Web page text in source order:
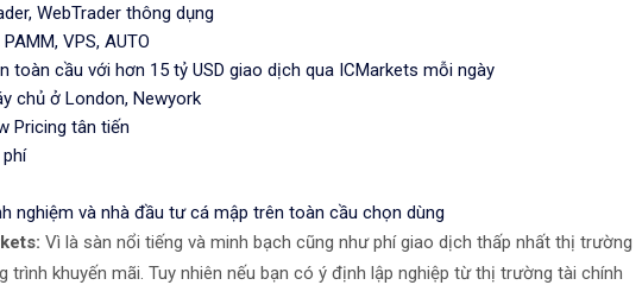
WebTrader thông dụng
VPS, AUTO
toàn cầu với hơn 15 tỷ USD giao dịch qua ICMarkets mỗi ngày
chủ ở London, Newyork
Pricing tân tiến
nghiệm và nhà đầu tư cá mập trên toàn cầu chọn dùng
Vì là sàn nổi tiếng và minh bạch cũng như phí giao dịch thấp nhất thị trường
trình khuyến mãi. Tuy nhiên nếu bạn có ý định lập nghiệp từ thị trường tài chính